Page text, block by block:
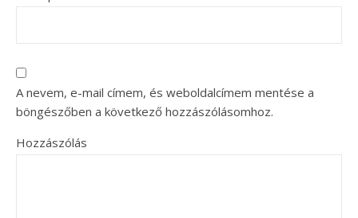
A nevem, e-mail címem, és weboldalcímem mentése a
böngészőben a következő hozzászólásomhoz.
Hozzászólás